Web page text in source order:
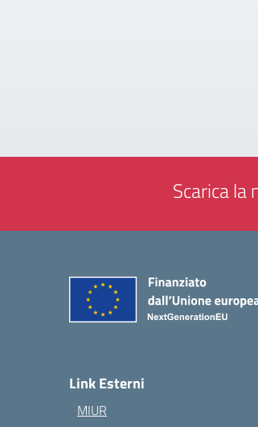
Scarica la
Link Esterni
MIUR